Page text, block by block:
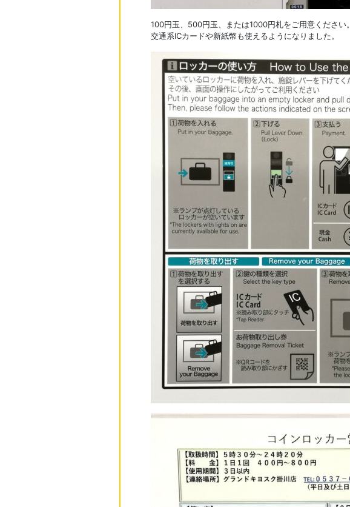
100円玉、500円玉、または1000円札をご用意ください。
交通系ICカードや新紙幣も使えるようになりました。